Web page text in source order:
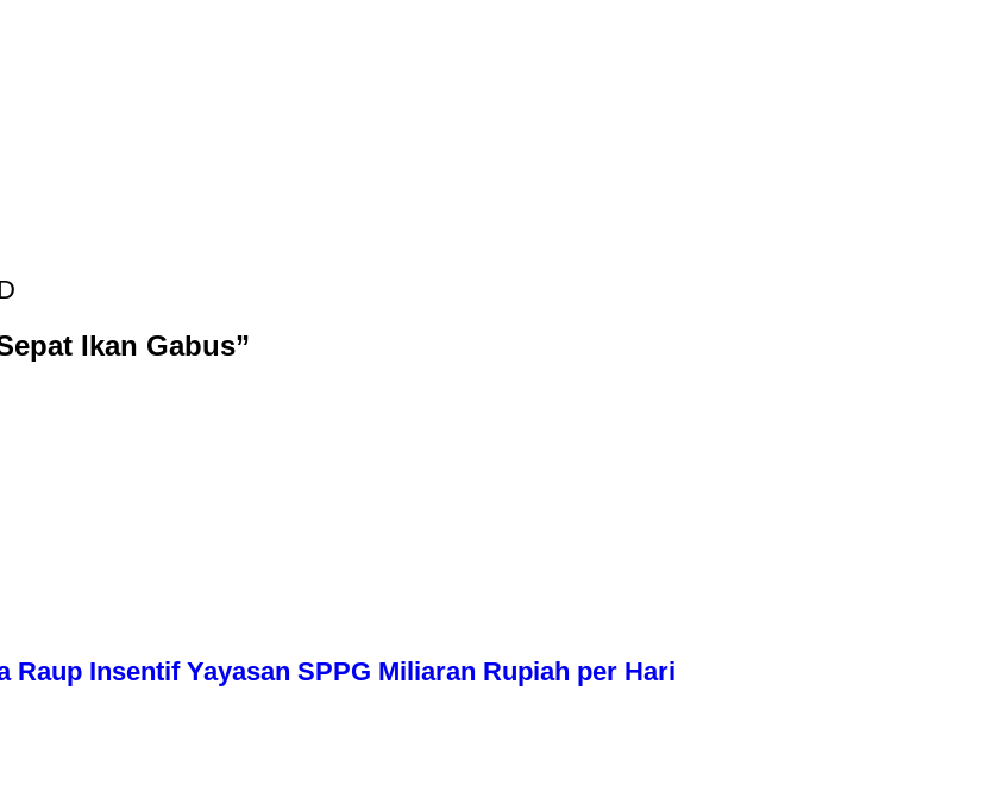
Ikan Gabus”
Raup Insentif Yayasan SPPG Miliaran Rupiah per Hari